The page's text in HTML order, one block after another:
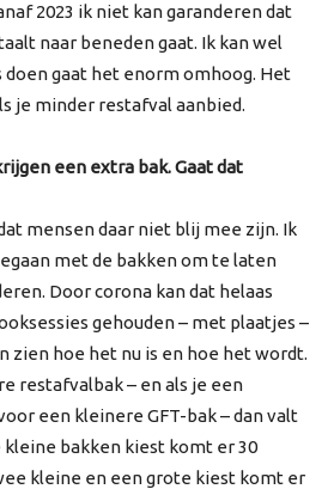
2023 ik niet kan garanderen dat
naar beneden gaat. Ik kan wel
doen gaat het enorm omhoog. Het
je minder restafval aanbied.
een extra bak. Gaat dat
mensen daar niet blij mee zijn. Ik
met de bakken om te laten
Door corona kan dat helaas
gehouden – met plaatjes –
zien hoe het nu is en hoe het wordt.
restafvalbak – en als je een
een kleinere GFT-bak – dan valt
kleine bakken kiest komt er 30
kleine en een grote kiest komt er